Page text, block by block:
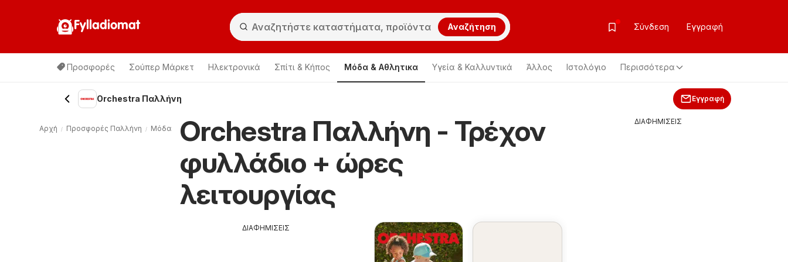
Fylladiomat Αναζήτηση Σύνδεση Εγγραφή
Προσφορές Σούπερ Μάρκετ Hλεκτρονικά Σπίτι & Κήπος Μόδα & Aθλητικα Υγεία & Καλλυντικά Άλλος Ιστολόγιο Περισσότερα
Orchestra Παλλήνη Εγγραφή
Orchestra Παλλήνη - Τρέχον
φυλλάδιο + ώρες
λειτουργίας
ΔΙΑΦΗΜΙΣΕΙΣ
Αρχή Προσφορές Παλλήνη Μόδα & Aθλητικα Παλλήνη Orchestra Παλλήνη
ΔΙΑΦΗΜΙΣΕΙΣ